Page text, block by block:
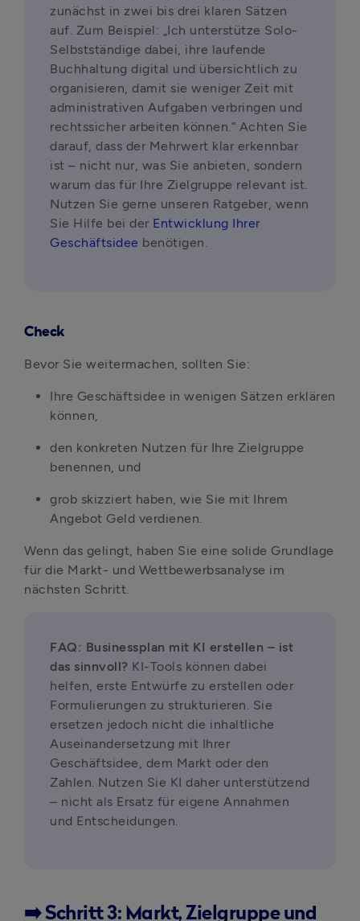
zunächst in zwei bis drei klaren Sätzen
auf. Zum Beispiel: „Ich unterstütze Solo-
Selbstständige dabei, ihre laufende
Buchhaltung digital und übersichtlich zu
organisieren, damit sie weniger Zeit mit
administrativen Aufgaben verbringen und
rechtssicher arbeiten können.“ Achten Sie
darauf, dass der Mehrwert klar erkennbar
ist – nicht nur, was Sie anbieten, sondern
warum das für Ihre Zielgruppe relevant ist.
Nutzen Sie gerne unseren Ratgeber, wenn
Sie Hilfe bei der Entwicklung Ihrer
Geschäftsidee benötigen.
Check
Bevor Sie weitermachen, sollten Sie:
Ihre Geschäftsidee in wenigen Sätzen erklären
können,
den konkreten Nutzen für Ihre Zielgruppe
benennen, und
grob skizziert haben, wie Sie mit Ihrem
Angebot Geld verdienen.
Wenn das gelingt, haben Sie eine solide Grundlage
für die Markt- und Wettbewerbsanalyse im
nächsten Schritt.
FAQ: Businessplan mit KI erstellen – ist
das sinnvoll? KI-Tools können dabei
helfen, erste Entwürfe zu erstellen oder
Formulierungen zu strukturieren. Sie
ersetzen jedoch nicht die inhaltliche
Auseinandersetzung mit Ihrer
Geschäftsidee, dem Markt oder den
Zahlen. Nutzen Sie KI daher unterstützend
– nicht als Ersatz für eigene Annahmen
und Entscheidungen.
➡️ Schritt 3: Markt, Zielgruppe und